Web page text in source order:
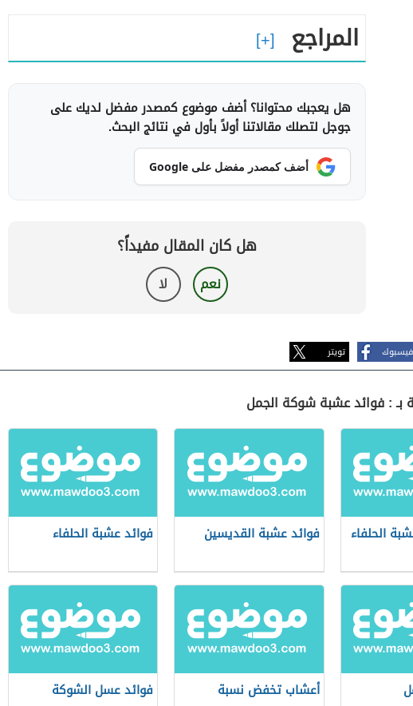
المراجع
هل يعجبك محتوانا؟ أضف موضوع كمصدر مفضل لديك على
جوجل لتصلك مقالاتنا أولاً بأول في نتائج البحث.
أضف كمصدر مفضل على Google
هل كان المقال مفيداً؟
نعم لا
فيسبوك تويتر
بـ : فوائد عشبة شوكة الجمل
الحلفاء فوائد عشبة القديسين فوائد عشبة الحلفاء
أعشاب تخفض نسبة
فوائد عسل الشوكة